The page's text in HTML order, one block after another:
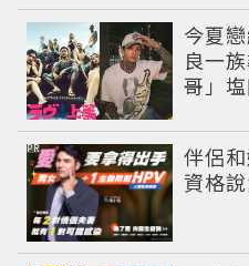
今夏
良一
哥」
伴侶
資格說
PR